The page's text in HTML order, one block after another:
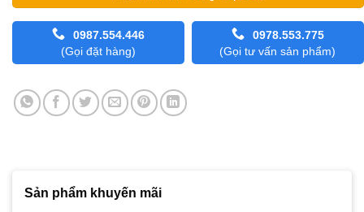
0987.554.446
(Gọi đặt hàng)
0978.553.775
(Gọi tư vấn sản phẩm)
Sản phẩm khuyến mãi